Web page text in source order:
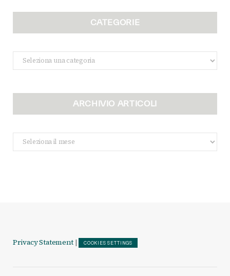
CATEGORIE
Categorie
ARCHIVIO ARTICOLI
Archivio
Articoli
Privacy Statement | COOKIES SETTINGS